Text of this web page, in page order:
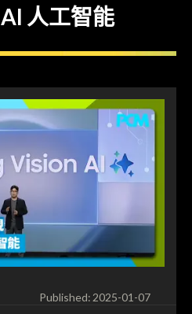
人工智能
Published: 2025-01-07